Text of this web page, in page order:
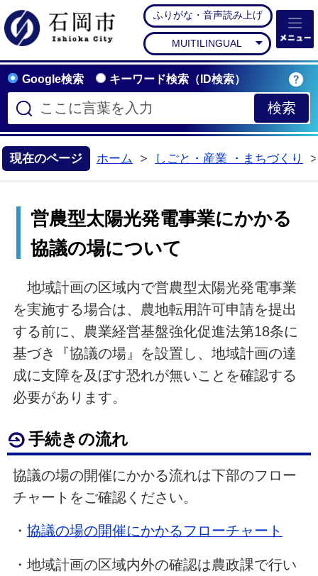
石岡市公式ホームペー
ふりがな・音声読み上げ
MUITILINGUAL
Google検索 キーワード検索（ID検索）
現在のページ ホーム
しごと・産業 ・まちづくり
営農型太陽光発電事業にかかる
協議の場について
地域計画の区域内で営農型太陽光発電事業
を実施する場合は、農地転用許可申請を提出
する前に、農業経営基盤強化促進法第18条に
基づき『協議の場』を設置し、地域計画の達
成に支障を及ぼす恐れが無いことを確認する
必要があります。
手続きの流れ
協議の場の開催にかかる流れは下部のフロー
チャートをご確認ください。
・ 協議の場の開催にかかるフローチャート
・地域計画の区域内外の確認は農政課で行い